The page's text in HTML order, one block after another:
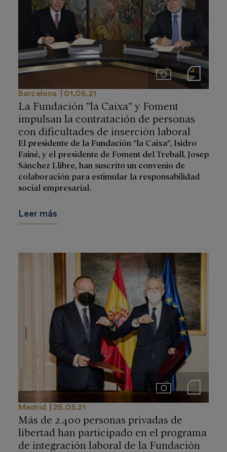
ImágenesNotas de prensa
Barcelona 01.06.21
La Fundación ”la Caixa” y Foment
impulsan la contratación de personas
con dificultades de inserción laboral
El presidente de la Fundación ”la Caixa”, Isidro
Fainé, y el presidente de Foment del Treball, Josep
Sánchez Llibre, han suscrito un convenio de
colaboración para estimular la responsabilidad
social empresarial.
Leer más
ImágenesNotas de prensa
Madrid 26.05.21
Más de 2.400 personas privadas de
libertad han participado en el programa
de integración laboral de la Fundación